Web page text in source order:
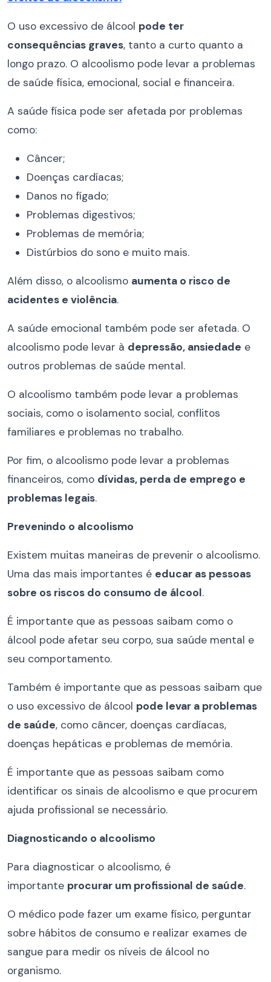
O uso excessivo de álcool pode ter
consequências graves, tanto a curto quanto a
longo prazo. O alcoolismo pode levar a problemas
de saúde física, emocional, social e financeira.
A saúde física pode ser afetada por problemas
como:
Câncer;
Doenças cardíacas;
Danos no fígado;
Problemas digestivos;
Problemas de memória;
Distúrbios do sono e muito mais.
Além disso, o alcoolismo aumenta o risco de
acidentes e violência.
A saúde emocional também pode ser afetada. O
alcoolismo pode levar à depressão, ansiedade e
outros problemas de saúde mental.
O alcoolismo também pode levar a problemas
sociais, como o isolamento social, conflitos
familiares e problemas no trabalho.
Por fim, o alcoolismo pode levar a problemas
financeiros, como dívidas, perda de emprego e
problemas legais.
Prevenindo o alcoolismo
Existem muitas maneiras de prevenir o alcoolismo.
Uma das mais importantes é educar as pessoas
sobre os riscos do consumo de álcool.
É importante que as pessoas saibam como o
álcool pode afetar seu corpo, sua saúde mental e
seu comportamento.
Também é importante que as pessoas saibam que
o uso excessivo de álcool pode levar a problemas
de saúde, como câncer, doenças cardíacas,
doenças hepáticas e problemas de memória.
É importante que as pessoas saibam como
identificar os sinais de alcoolismo e que procurem
ajuda profissional se necessário.
Diagnosticando o alcoolismo
Para diagnosticar o alcoolismo, é
importante procurar um profissional de saúde.
O médico pode fazer um exame físico, perguntar
sobre hábitos de consumo e realizar exames de
sangue para medir os níveis de álcool no
organismo.